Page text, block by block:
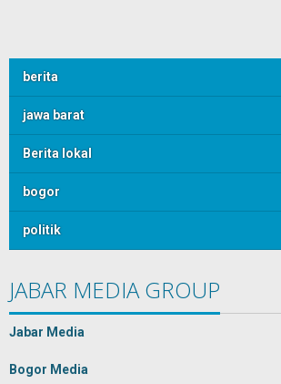
berita
jawa barat
Berita lokal
bogor
politik
JABAR MEDIA GROUP
Jabar Media
Bogor Media